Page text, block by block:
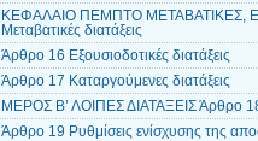
ΚΕΦΑΛΑΙΟ ΠΕΜΠΤΟ ΜΕΤΑΒΑΤΙΚΕΣ,
Μεταβατικές διατάξεις
Άρθρο 16 Εξουσιοδοτικές διατάξεις
Άρθρο 17 Καταργούμενες διατάξεις
ΜΕΡΟΣ Β’ ΛΟΙΠΕΣ ΔΙΑΤΑΞΕΙΣ Άρθρο
Άρθρο 19 Ρυθμίσεις ενίσχυσης της